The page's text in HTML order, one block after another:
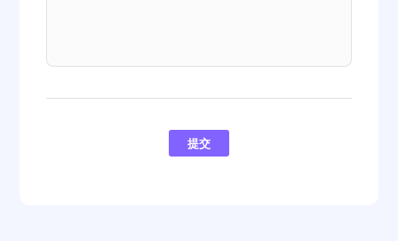
提交